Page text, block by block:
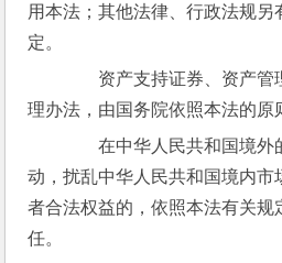
用本法；其他法律、行政法规另
定。
资产支持证券、资产管
理办法，由国务院依照本法的原
在中华人民共和国境外
动，扰乱中华人民共和国境内市
者合法权益的，依照本法有关规
任。